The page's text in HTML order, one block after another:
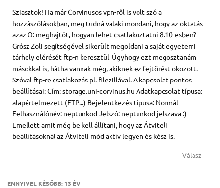
Sziasztok! Ha már Corvinusos vpn-ről is volt szó a
hozzászólásokban, meg tudná valaki mondani, hogy az oktatás
azaz O: meghajtót, hogyan lehet csatlakoztatni 8.10-esben? ---
Grósz Zoli segítségével sikerült megoldani a saját egyetemi
tárhely elérését ftp-n keresztül. Úgyhogy ezt megosztanám
másokkal is, hátha vannak még, akiknek ez fejtörést okozott.
Szóval ftp-re csatlakozás pl. filezillával. A kapcsolat pontos
beállításai: Cím: storage.uni-corvinus.hu Adatkapcsolat típusa:
alapértelmezett (FTP...) Bejelentkezés típusa: Normál
Felhasználónév: neptunkod Jelszó: neptunkod jelszava :)
Emellett amit még be kell állítani, hogy az Átviteli
beállításoknál az Átviteli mód aktív legyen és kész is.
Válasz
ENNYIVEL KÉSŐBB: 13 ÉV